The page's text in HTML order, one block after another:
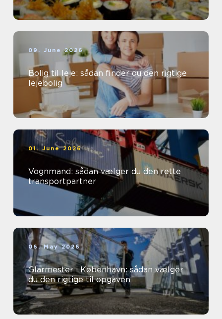
09. June 2026
Bolig til leje: sådan finder du den rigtige
lejebolig
01. June 2026
Vognmand: sådan vælger du den rette
transportpartner
06. May 2026
Glarmester i København: sådan vælger
du den rigtige til opgaven